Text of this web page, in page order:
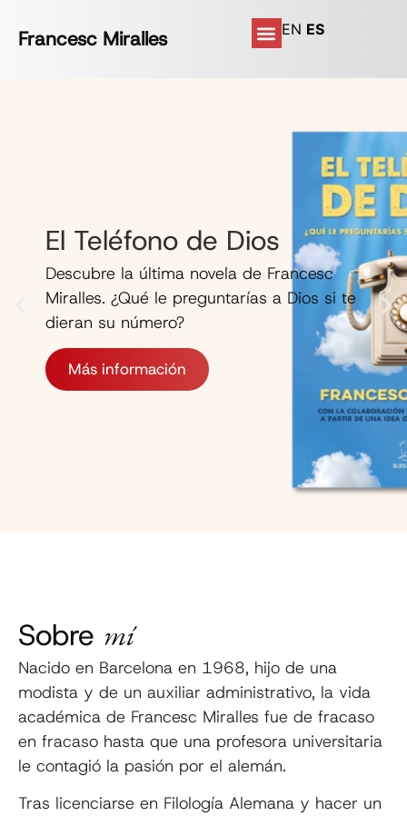
Francesc Miralles EN ES
El Teléfono de Dios
Descubre la última novela de Francesc
Miralles. ¿Qué le preguntarías a Dios si te
dieran su número?
Más información
Sobre mí
Nacido en Barcelona en 1968, hijo de una
modista y de un auxiliar administrativo, la vida
académica de Francesc Miralles fue de fracaso
en fracaso hasta que una profesora universitaria
le contagió la pasión por el alemán.
Tras licenciarse en Filología Alemana y hacer un